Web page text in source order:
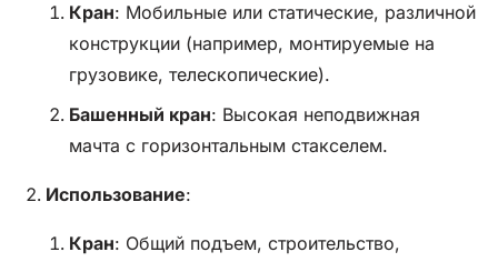
Кран: Мобильные или статические, различной
конструкции (например, монтируемые на
грузовике, телескопические).
Башенный кран: Высокая неподвижная
мачта с горизонтальным стакселем.
Использование:
Кран: Общий подъем, строительство,